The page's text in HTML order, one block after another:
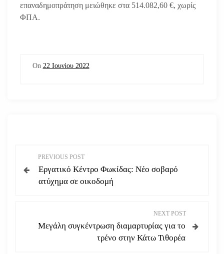
επαναδημοπράτηση μειώθηκε στα 514.082,60 €, χωρίς
ΦΠΑ.
On 22 Ιουνίου 2022
λ
PREVIOUS POST
Εργατικό Κέντρο Φωκίδας: Νέο σοβαρό
ατύχημα σε οικοδομή
NEXT POST
Μεγάλη συγκέντρωση διαμαρτυρίας για το
τρένο στην Κάτω Τιθορέα